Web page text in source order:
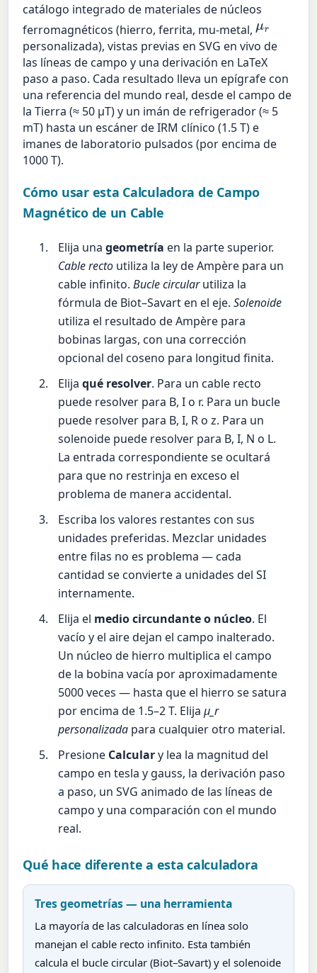
catálogo integrado de materiales de núcleos
ferromagnéticos (hierro, ferrita, mu-metal,μr
personalizada), vistas previas en SVG en vivo de
las líneas de campo y una derivación en LaTeX
paso a paso. Cada resultado lleva un epígrafe con
una referencia del mundo real, desde el campo de
la Tierra (≈ 50 µT) y un imán de refrigerador (≈ 5
mT) hasta un escáner de IRM clínico (1.5 T) e
imanes de laboratorio pulsados (por encima de
1000 T).
Cómo usar esta Calculadora de Campo
Magnético de un Cable
Elija unageometría en la parte superior.
Cable recto utiliza la ley de Ampère para un
cable infinito.Bucle circularutiliza la
fórmula de Biot–Savart en el eje.Solenoide
utiliza el resultado de Ampère para
bobinas largas, con una corrección
opcional del coseno para longitud finita.
Elijaqué resolver. Para un cable recto
puede resolver para B, I o r. Para un bucle
puede resolver para B, I, R o z. Para un
solenoide puede resolver para B, I, N o L.
La entrada correspondiente se ocultará
para que no restrinja en exceso el
problema de manera accidental.
Escriba los valores restantes con sus
unidades preferidas. Mezclar unidades
entre filas no es problema — cada
cantidad se convierte a unidades del SI
internamente.
Elija el medio circundante o núcleo. El
vacío y el aire dejan el campo inalterado.
Un núcleo de hierro multiplica el campo
de la bobina vacía por aproximadamente
5000 veces — hasta que el hierro se satura
por encima de 1.5–2 T. Elijaµ_r
personalizada para cualquier otro material.
Presione Calculary lea la magnitud del
campo en tesla y gauss, la derivación paso
a paso, un SVG animado de las líneas de
campo y una comparación con el mundo
real.
Qué hace diferente a esta calculadora
Tres geometrías — una herramienta
La mayoría de las calculadoras en línea solo
manejan el cable recto infinito. Esta también
calcula el bucle circular (Biot–Savart) y el solenoide